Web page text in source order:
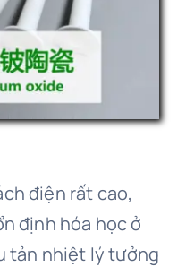
điện rất cao,
định hóa học ở
tản nhiệt lý tưởng